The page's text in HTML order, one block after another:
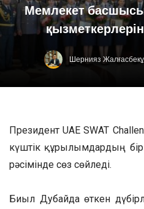
Мемлекет
Шернияз
Президент UAE SWAT
күштік құрылымдардың бір
рәсімінде сөз сөйледі.
Биыл Дубайда өткен